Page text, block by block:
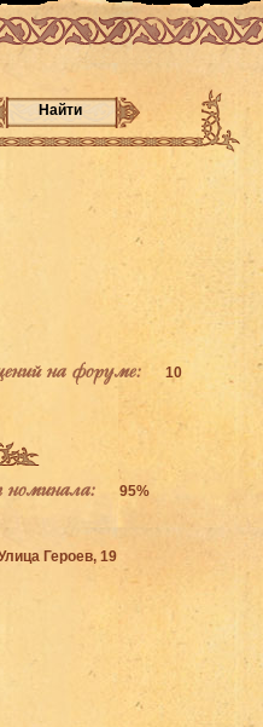
Найти
на форуме: 10
номинала: 95%
Героев, 19